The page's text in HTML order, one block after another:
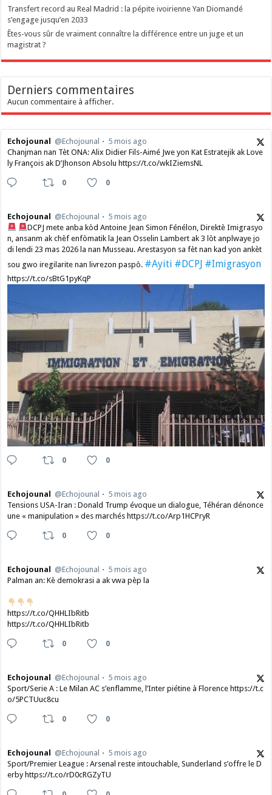
Transfert record au Real Madrid : la pépite ivoirienne Yan Diomandé
s’engage jusqu’en 2033
Êtes-vous sûr de vraiment connaître la différence entre un juge et un
magistrat ?
Derniers commentaires
Aucun commentaire à afficher.
Echojounal @Echojounal
5 mois ago
Chanjman nan Tèt ONA: Alix Didier Fils-Aimé Jwe yon Kat Estratejik ak Love
ly François ak D’Jhonson Absolu https://t.co/wkIZiemsNL
0 0
Echojounal @Echojounal
5 mois ago
DCPJ mete anba kòd Antoine Jean Simon Fénélon, Direktè Imigrasyo
n, ansanm ak chèf enfòmatik la Jean Osselin Lambert ak 3 lòt anplwaye jo
di lendi 23 mas 2026 la nan Musseau. Arestasyon sa fèt nan kad yon ankèt
sou gwo iregilarite nan livrezon paspò. #Ayiti #DCPJ #Imigrasyon
https://t.co/sBtG1pyKqP
0 0
Echojounal @Echojounal
5 mois ago
Tensions USA-Iran : Donald Trump évoque un dialogue, Téhéran dénonce
une « manipulation » des marchés https://t.co/Arp1HCPryR
0 0
Echojounal @Echojounal
5 mois ago
Palman an: Kè demokrasi a ak vwa pèp la
https://t.co/QHHLIbRitb
https://t.co/QHHLIbRitb
0 0
Echojounal @Echojounal
5 mois ago
Sport/Serie A : Le Milan AC s’enflamme, l’Inter piétine à Florence https://t.c
o/5PCTUuc8cu
0 0
Echojounal @Echojounal
5 mois ago
Sport/Premier League : Arsenal reste intouchable, Sunderland s’offre le D
erby https://t.co/rD0cRGZyTU